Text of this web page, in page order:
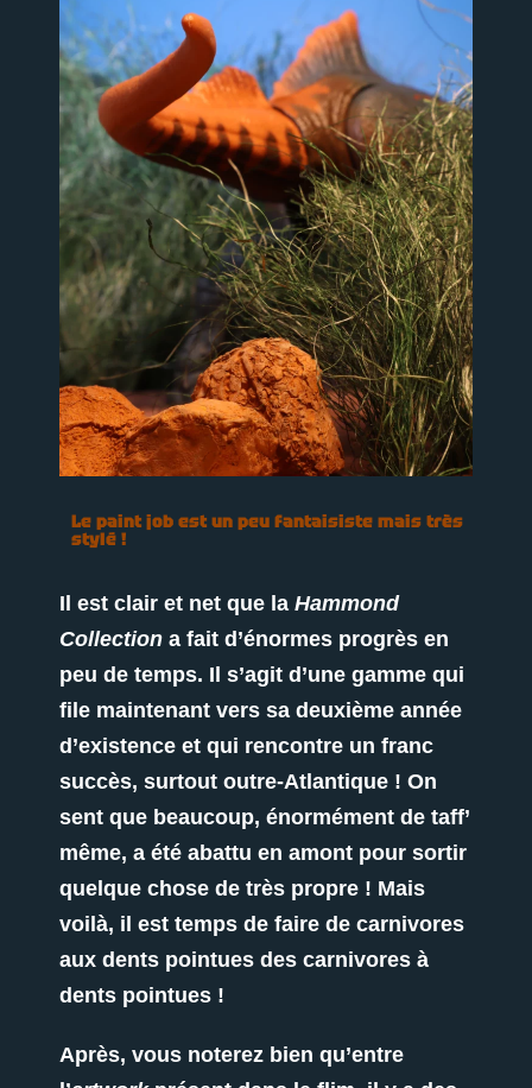
Le paint job est un peu fantaisiste mais très
stylé !
Il est clair et net que la Hammond
Collection a fait d’énormes progrès en
peu de temps. Il s’agit d’une gamme qui
file maintenant vers sa deuxième année
d’existence et qui rencontre un franc
succès, surtout outre-Atlantique ! On
sent que beaucoup, énormément de taff’
même, a été abattu en amont pour sortir
quelque chose de très propre ! Mais
voilà, il est temps de faire de carnivores
aux dents pointues des carnivores à
dents pointues !
Après, vous noterez bien qu’entre